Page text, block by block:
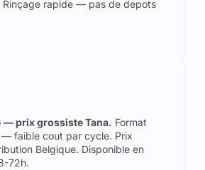
Rinçage rapide — pas de depots
— prix grossiste Tana. Format
— faible cout par cycle. Prix
Belgique. Disponible en
72h.